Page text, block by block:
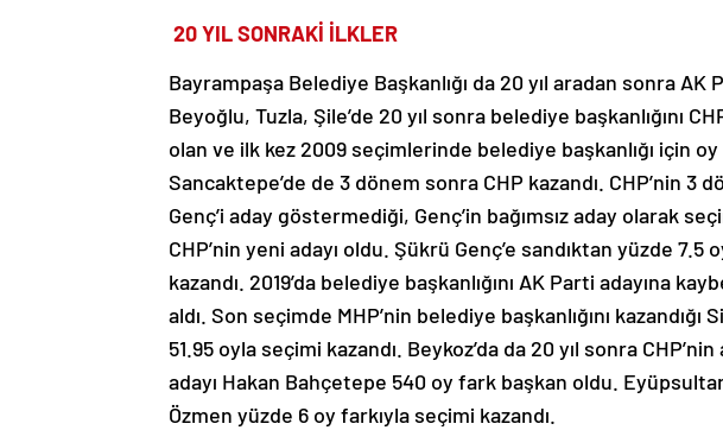
20 YIL SONRAKİ İLKLER
Bayrampaşa Belediye Başkanlığı da 20 yıl aradan sonra AK
Beyoğlu, Tuzla, Şile’de 20 yıl sonra belediye başkanlığını
olan ve ilk kez 2009 seçimlerinde belediye başkanlığı için
Sancaktepe’de de 3 dönem sonra CHP kazandı. CHP’nin 3
Genç’i aday göstermediği, Genç’in bağımsız aday olarak
CHP’nin yeni adayı oldu. Şükrü Genç’e sandıktan yüzde 7.5
kazandı. 2019’da belediye başkanlığını AK Parti adayına
aldı. Son seçimde MHP’nin belediye başkanlığını kazandığı
51.95 oyla seçimi kazandı. Beykoz’da da 20 yıl sonra
adayı Hakan Bahçetepe 540 oy fark başkan oldu.
Özmen yüzde 6 oy farkıyla seçimi kazandı.